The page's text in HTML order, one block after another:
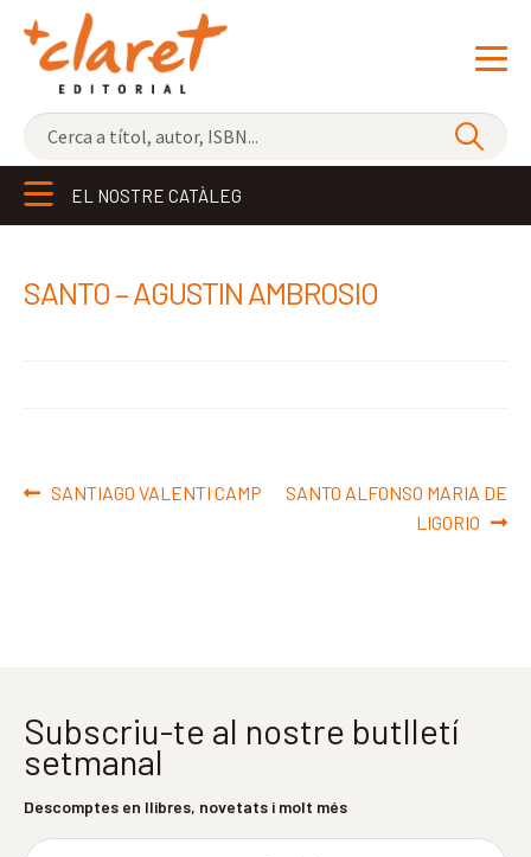
NOVETATS
ELS MÉS VENUTS
EL NOSTRE CATÀLEG
SANTO – AGUSTIN AMBROSIO
Navegació
Entrada
SANTIAGO VALENTI CAMP
Pròxima
SANTO ALFONSO MARIA DE
LIGORIO
Subscriu-te al nostre butlletí
setmanal
Descomptes en llibres, novetats i molt més